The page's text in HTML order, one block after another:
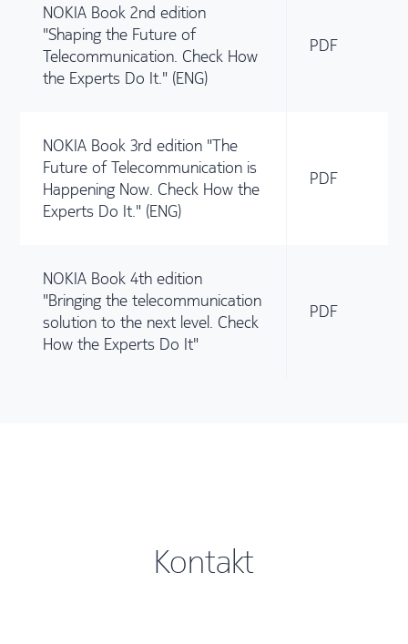
NOKIA Book 2nd edition
"Shaping the Future of
Telecommunication. Check How
the Experts Do It." (ENG)
PDF
NOKIA Book 3rd edition "The
Future of Telecommunication is
Happening Now. Check How the
Experts Do It." (ENG)
PDF
NOKIA Book 4th edition
"Bringing the telecommunication
solution to the next level. Check
How the Experts Do It"
PDF
Kontakt